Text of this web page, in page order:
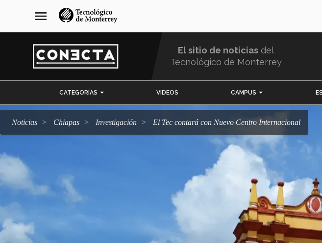
navegación
principal
menu
El sitio de noticias del
Tecnológico de Monterrey
CATEGORÍAS VIDEOS CAMPUS
Noticias Chiapas Investigación El Tec contará con Nuevo Centro Internacional